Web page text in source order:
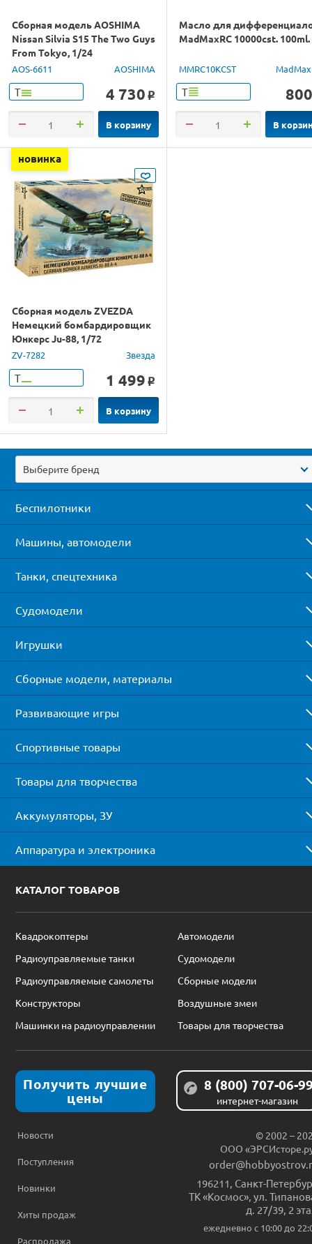
Сборная модель AOSHIMA
Nissan Silvia S15 The Two Guys
From Tokyo, 1/24
AOS-6611 AOSHIMA
Т 4 730 o
В корзину
Масло для
MadMaxRC 10000cst. 100ml.
MMRC10KCST
Т 800
В
новинка
Сборная модель ZVEZDA
Немецкий бомбардировщик
Юнкерс Ju-88, 1/72
ZV-7282 Звезда
Т 1 499 o
В корзину
Выберите бренд
Беспилотники
Машины, автомодели
Танки, спецтехника
Судомодели
Игрушки
Сборные модели, материалы
Развивающие игры
Спортивные товары
Товары для творчества
Аккумуляторы, ЗУ
Аппаратура и электроника
КАТАЛОГ ТОВАРОВ
Квадрокоптеры
Автомодели
Радиоуправляемые танки
Судомодели
Радиоуправляемые самолеты
Сборные модели
Конструкторы
Воздушные змеи
Машинки на радиоуправлении
Товары для творчества
Получить лучшие
цены
8 (800) 707-06-
интернет-магазин
Новости
Поступления
Новинки
Хиты продаж
Распродажа
© 2002 –
ООО
196211 Санкт-
ТК «Космос», ул.
д. 27/39, 2
ежедневно c 10:00 до